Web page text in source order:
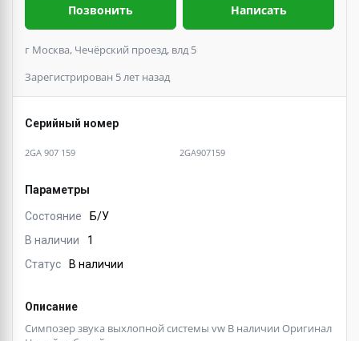
Позвонить Написать
г Москва, Чечёрский проезд, влд 5
Зарегистрирован 5 лет назад
Серийный номер
2GA 907 159 2GA907159
Параметры
Состояние
Б/У
В наличии
1
Статус
В наличии
Описание
Симпозер звука выхлопной системы vw В наличии Оригинал